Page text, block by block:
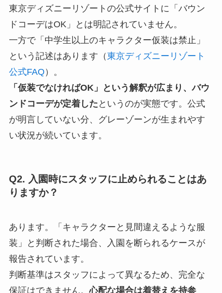
東京ディズニーリゾートの公式サイトに「バウン
ドコーデはOK」とは明記されていません。
一方で「中学生以上のキャラクター仮装は禁止」
という記述はあります（東京ディズニーリゾート
公式FAQ）。
「仮装でなければOK」という解釈が広まり、バウ
ンドコーデが定着した というのが実態です。公式
が明言していない分、グレーゾーンが生まれやす
い状況が続いています。
Q2. 入園時にスタッフに止められることはあ
りますか？
あります。「キャラクターと見間違えるような服
装」と判断された場合、入園を断られるケースが
報告されています。
判断基準はスタッフによって異なるため、完全な
保証はできません。心配な場合は着替えを持参